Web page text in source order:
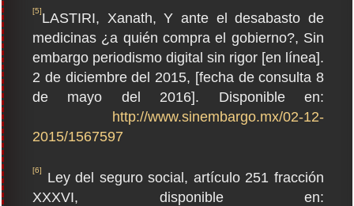
[5]LASTIRI, Xanath, Y ante el desabasto de
medicinas ¿a quién compra el gobierno?, Sin
embargo periodismo digital sin rigor [en línea].
2 de diciembre del 2015, [fecha de consulta 8
de mayo del 2016]. Disponible en:
http://www.sinembargo.mx/02-12-
2015/1567597
[6]
Ley del seguro social, artículo 251 fracción
XXXVI, disponible en: